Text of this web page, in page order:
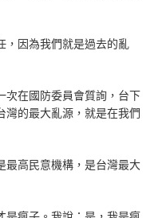
，因為我們就是過去的亂
次在國防委員會質詢，台下
灣的最大亂源，就是在我們
最高民意機構，是台灣最大